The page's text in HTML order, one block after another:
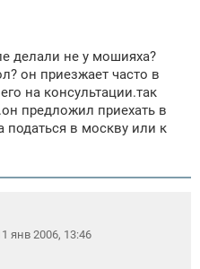
делали не у мошияха?
он приезжает часто в
на консультации.так
предложил приехать в
податься в москву или к
янв 2006, 13:46